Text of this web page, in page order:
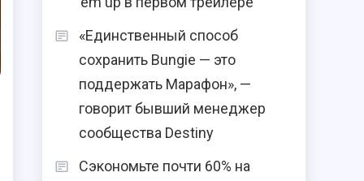
«Единственный способ
сохранить Bungie — это
поддержать Марафон», —
говорит бывший менеджер
сообщества Destiny
Сэкономьте почти 60% на